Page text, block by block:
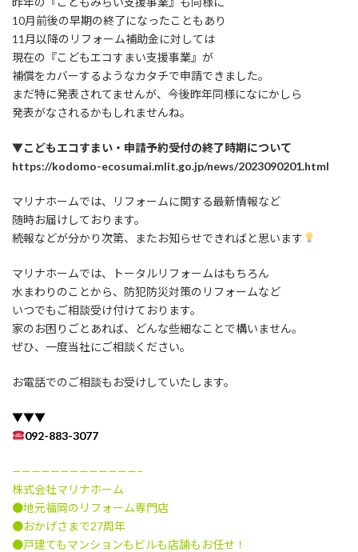
10月前後の早期の終了になったこともあり
11月以降のリフォーム補助金に対しては
現在の『こどもエコすまい支援事業』が
補償をカバーするようなカタチで申請できました。
まだ特に発表されてませんが、今後昨年同様になにかしら
発表がなされるかもしれませんね。
▼こどもエコすまい・申請予約受付の終了時期について
https://kodomo-ecosumai.mlit.go.jp/news/2023090201.html
マリナホームでは、リフォームに関する最新情報など
随時お届けしております。
続報などが分かり次第、またお知らせできればと思います
マリナホームでは、トータルリフォームはもちろん
水まわりのことから、防犯防災対策のリフォームなど
いつでもご相談受け付けております。
家のお困りごとあれば、どんな些細なことで構いません。
ぜひ、一度当社にご相談ください。
お電話でのご相談もお受けしていたします。
▼▼▼
092-883-3077
—————————————–
株式会社マリナホーム
●地元福岡のリフォーム専門店
●おかげさまで27周年
●戸建てもマンションもビルも店舗もお任せ！